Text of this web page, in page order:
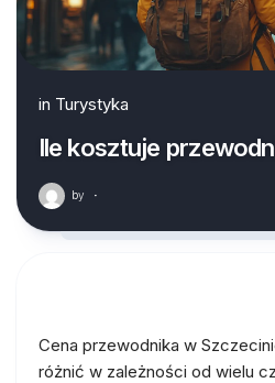
in Turystyka
Ile kosztuje
by ·
Cena przewodnika w
różnić w zależności od wielu